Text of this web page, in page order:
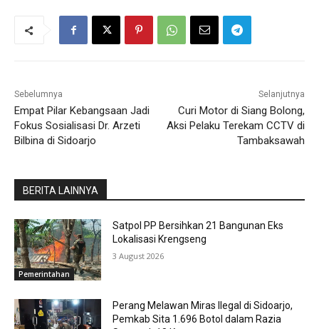
Sebelumnya
Empat Pilar Kebangsaan Jadi
Fokus Sosialisasi Dr. Arzeti
Bilbina di Sidoarjo
Selanjutnya
Curi Motor di Siang Bolong,
Aksi Pelaku Terekam CCTV di
Tambaksawah
BERITA LAINNYA
Pemerintahan
Satpol PP Bersihkan 21 Bangunan Eks
Lokalisasi Krengseng
3 August 2026
Perang Melawan Miras Ilegal di Sidoarjo,
Pemkab Sita 1.696 Botol dalam Razia